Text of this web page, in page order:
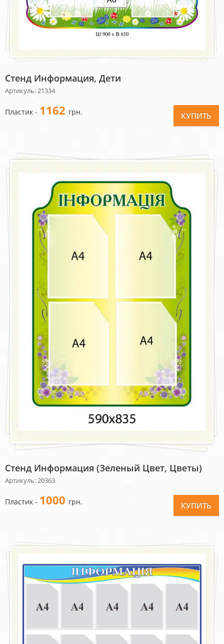
Стенд Информация, Дети
Артикуль: 21334
Пластик - 1162 грн. КУПИТЬ
Стенд Информация (зеленый Цвет, Цветы)
Артикуль: 20363
Пластик - 1000 грн. КУПИТЬ